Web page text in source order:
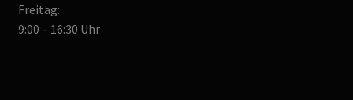
Freitag:
9:00 – 16:30 Uhr